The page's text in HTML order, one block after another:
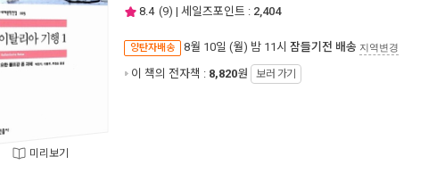
미리보기
8.4 (9) | 세일즈포인트 : 2,404
양탄자배송 8월 10일 (월) 밤 11시 잠들기전 배송 지역변경
이 책의 전자책 : 8,820원 보러 가기